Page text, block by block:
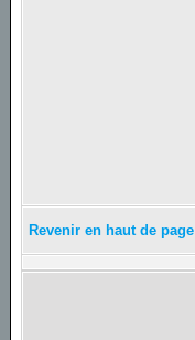
Revenir en haut de page